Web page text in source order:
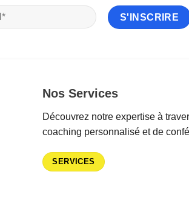
Nos Services
Découvrez notre expertise à
coaching personnalisé et de
SERVICES